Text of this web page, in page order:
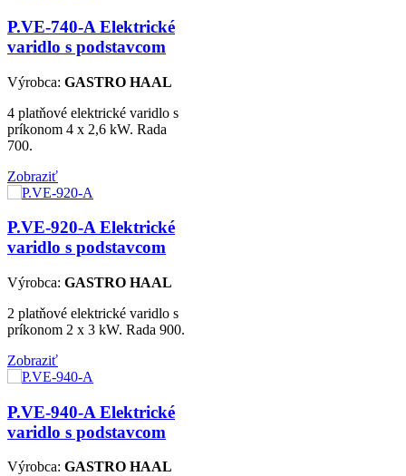
P.VE-740-A Elektrické
varidlo s podstavcom
Výrobca: GASTRO HAAL
4 platňové elektrické varidlo s
príkonom 4 x 2,6 kW. Rada
700.
Zobraziť
P.VE-920-AElektrické
varidlo s podstavcom
Výrobca: GASTRO HAAL
2 platňové elektrické varidlo s
príkonom 2 x 3 kW. Rada 900.
Zobraziť
P.VE-940-A Elektrické
varidlo s podstavcom
Výrobca: GASTRO HAAL